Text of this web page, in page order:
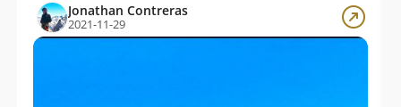
Jonathan Contreras
2021-11-29